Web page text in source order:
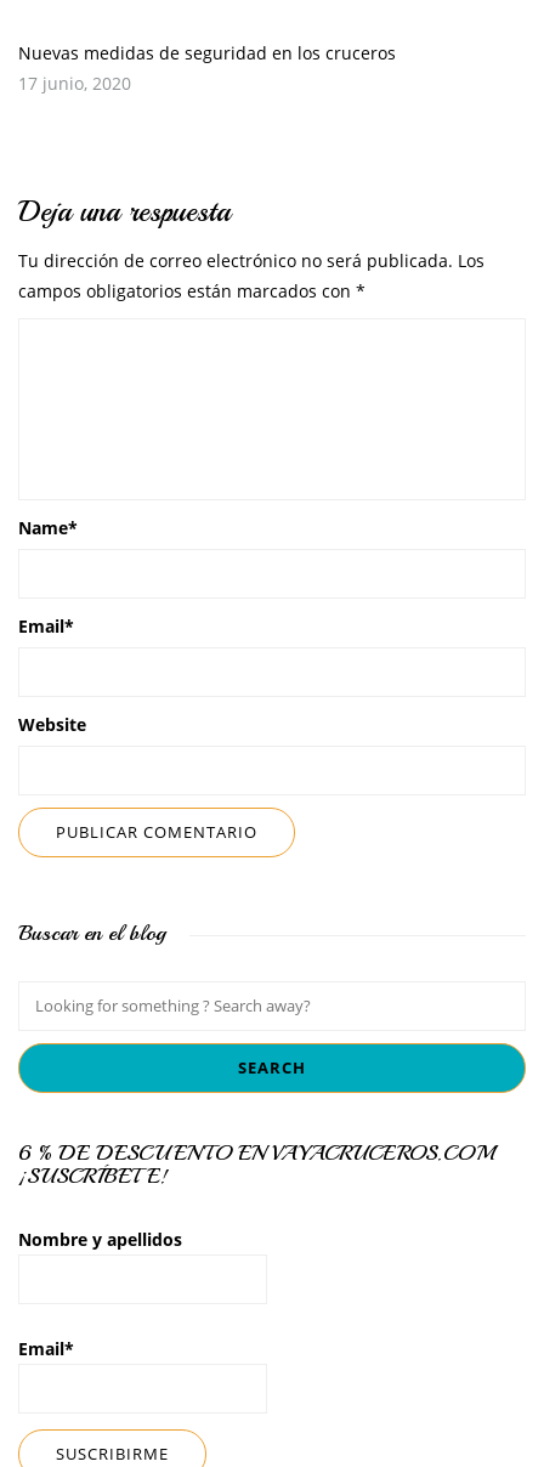
Nuevas medidas de seguridad en los cruceros
17 junio, 2020
Deja una respuesta
Tu dirección de correo electrónico no será publicada. Los
campos obligatorios están marcados con *
Name*
Email*
Website
Buscar en el blog
6 % DE DESCUENTO EN VAYACRUCEROS.COM
¡SUSCRÍBETE!
Nombre y apellidos
Email*